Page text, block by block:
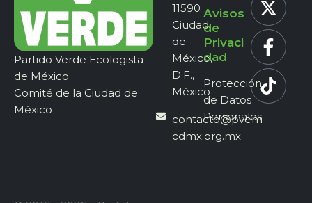
Partido Verde Ecologista
de México
Comité de la Ciudad de
México
11590
Ciudad
de
México,
D.F.,
México
contacto@pvem-
cdmx.org.mx
Avisos
de
Privaci
dad
Protección
de Datos
Personales